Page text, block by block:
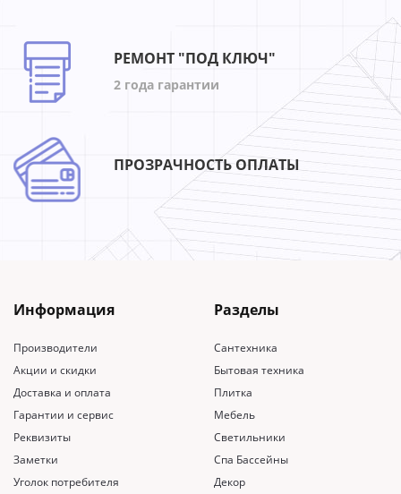
РЕМОНТ "ПОД КЛЮЧ"
2 года гарантии
ПРОЗРАЧНОСТЬ ОПЛАТЫ
Информация
Производители
Акции и скидки
Доставка и оплата
Гарантии и сервис
Реквизиты
Заметки
Уголок потребителя
Разделы
Сантехника
Бытовая техника
Плитка
Мебель
Светильники
Спа Бассейны
Декор